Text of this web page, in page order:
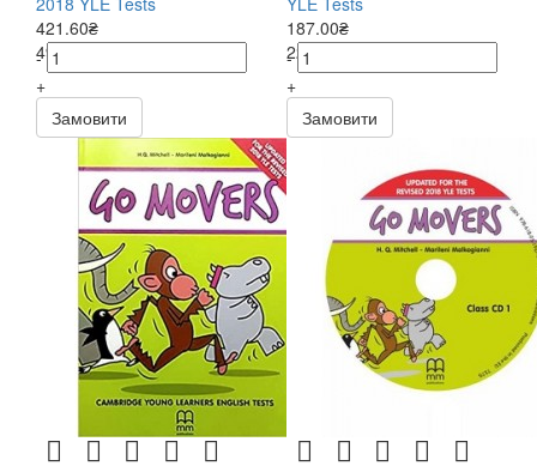
421.60₴
496.00₴
-
+
Замовити
187.00₴
220.00₴
-
+
Замовити